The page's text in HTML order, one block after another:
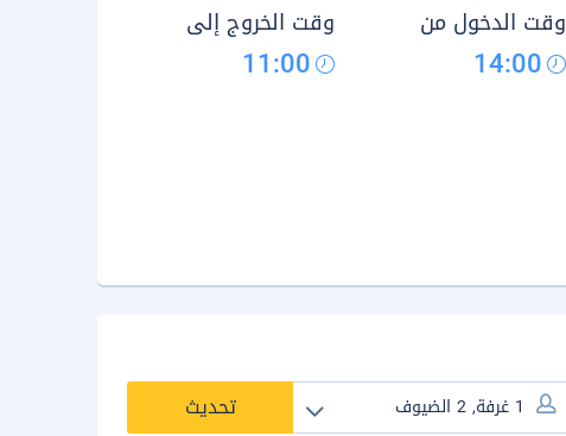
وقت الدخول من
14:00
وقت الخروج إلى
11:00
تحديث